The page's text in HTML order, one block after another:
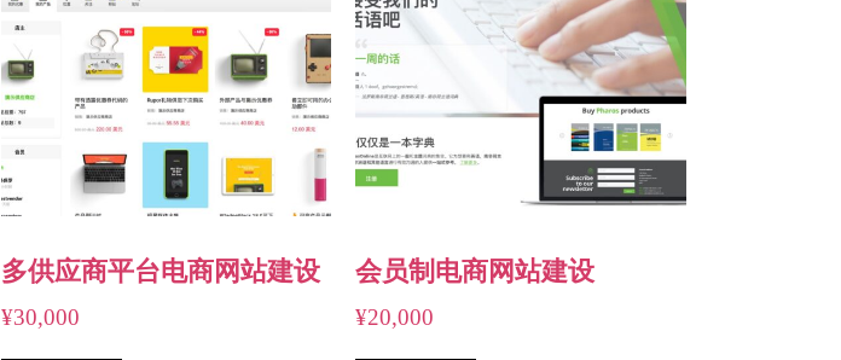
多供应商平台电商网站建设
¥30,000
会员制电商网站建设
¥20,000